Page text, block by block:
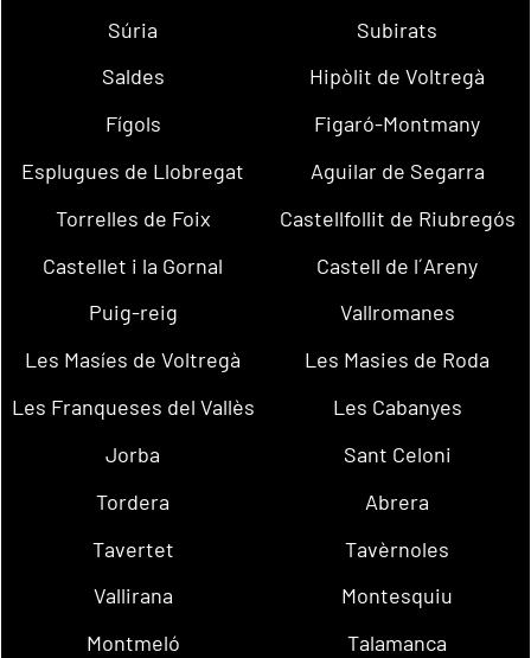
Súria
Subirats
Saldes
Hipòlit de Voltregà
Fígols
Figaró-Montmany
Esplugues de Llobregat
Aguilar de Segarra
Torrelles de Foix
Castellfollit de Riubregós
Castellet i la Gornal
Castell de l´Areny
Puig-reig
Vallromanes
Les Masíes de Voltregà
Les Masies de Roda
Les Franqueses del Vallès
Les Cabanyes
Jorba
Sant Celoni
Tordera
Abrera
Tavertet
Tavèrnoles
Vallirana
Montesquiu
Montmeló
Talamanca